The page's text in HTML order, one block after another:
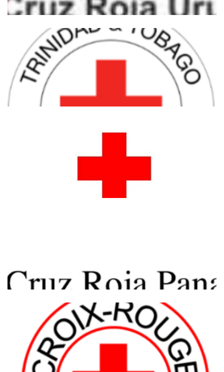
Interamerican Centre for Volunteering
Development (ICVD)
Uruguaya
YOUTH POLICY – St Vincent and the
Grenadines Red Cross Society